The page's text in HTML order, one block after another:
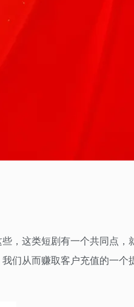
，这类短剧有一个共同点，
们从而赚取客户充值的一